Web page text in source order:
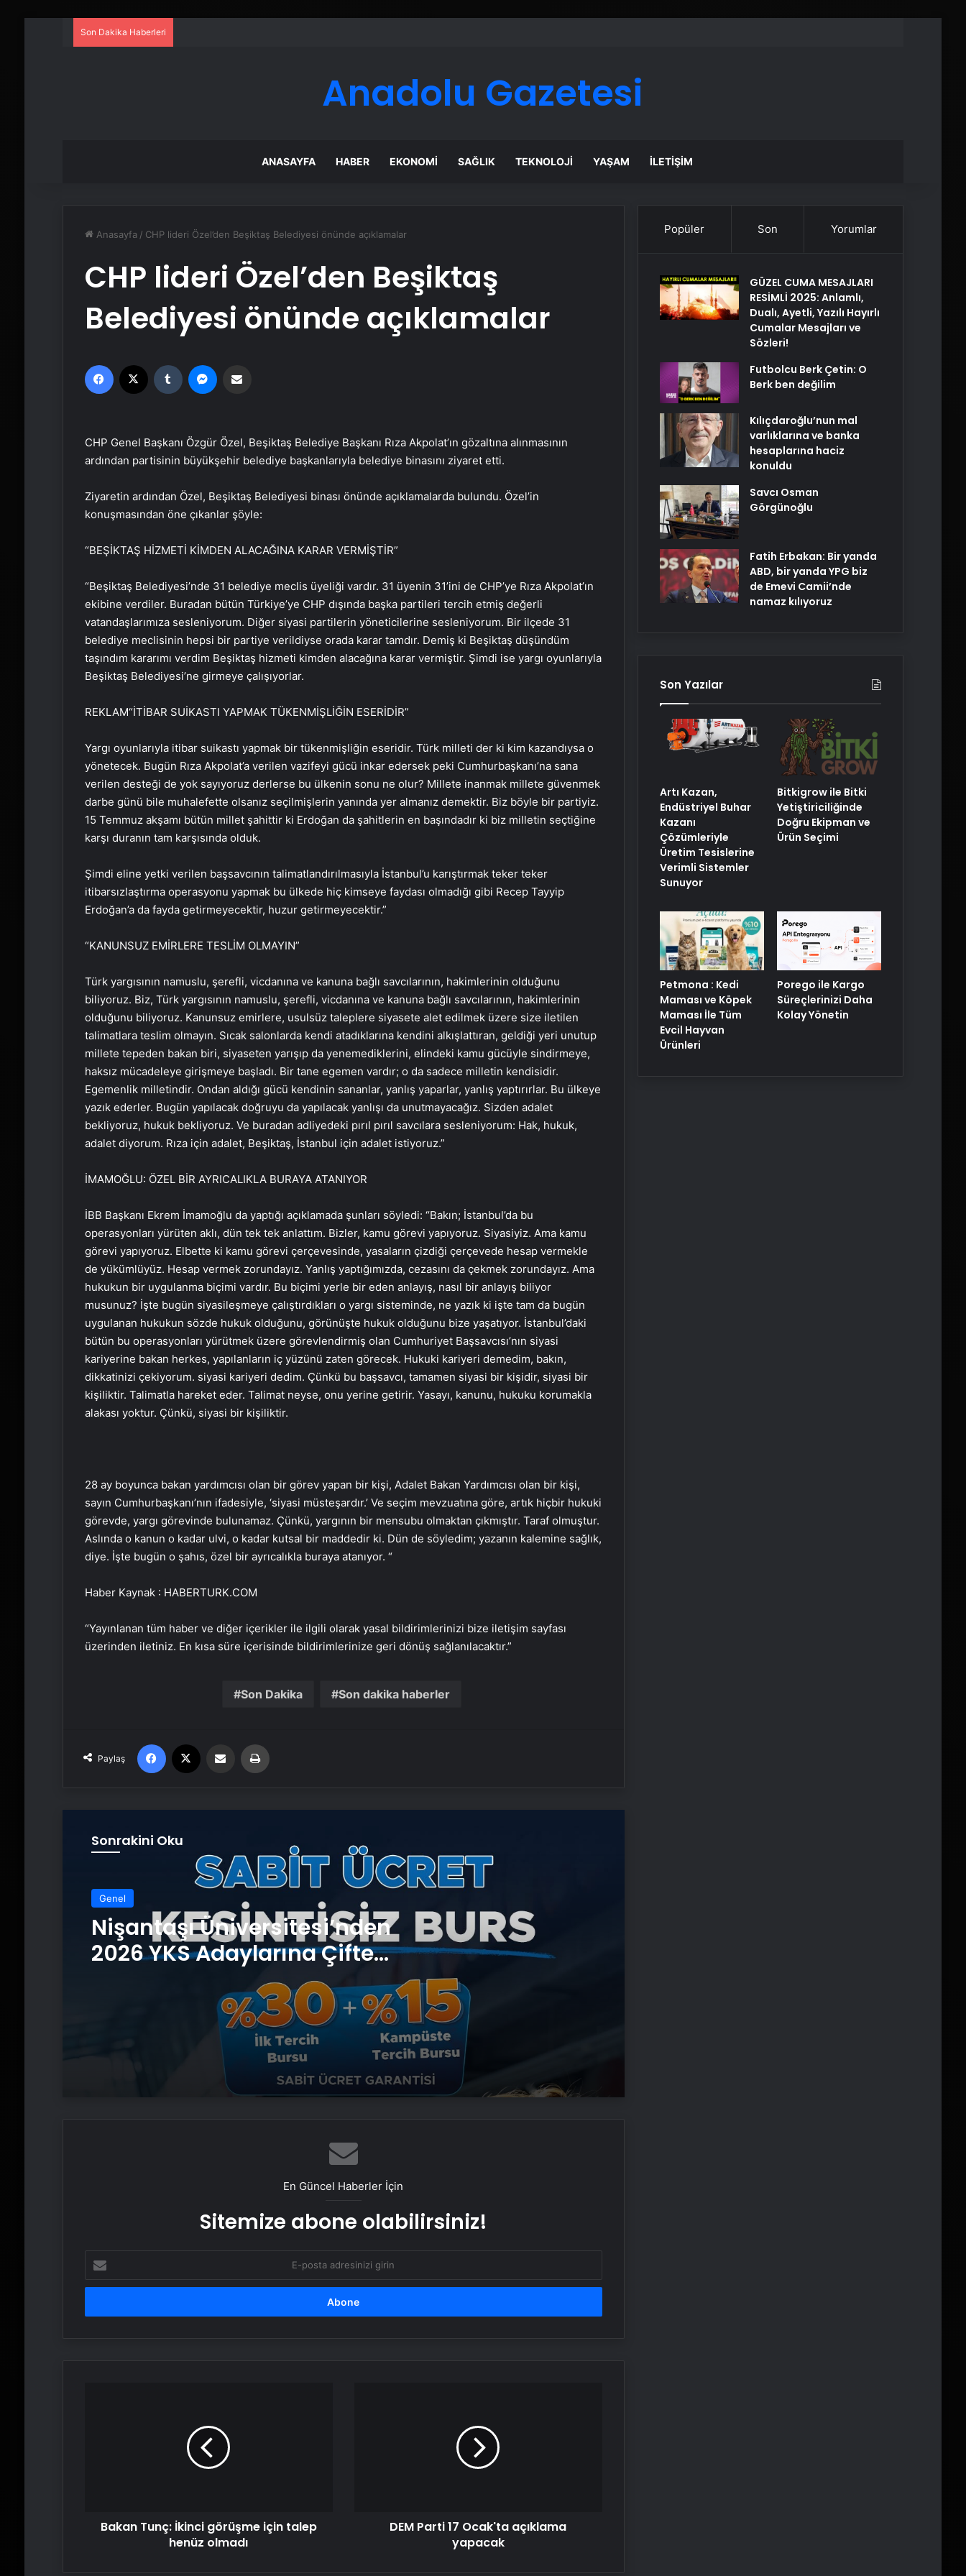
Son Dakika Haberleri
Anadolu Gazetesi
ANASAYFA HABER EKONOMI SAĞLIK TEKNOLOJI YAŞAM İLETIŞIM
Anasayfa / CHP lideri Özel’den Beşiktaş Belediyesi önünde açıklamalar
CHP lideri Özel’den Beşiktaş
Belediyesi önünde açıklamalar
Facebook Tumblr
CHP Genel Başkanı Özgür Özel, Beşiktaş Belediye Başkanı Rıza Akpolat’ın gözaltına alınmasının
ardından partisinin büyükşehir belediye başkanlarıyla belediye binasını ziyaret etti.
Ziyaretin ardından Özel, Beşiktaş Belediyesi binası önünde açıklamalarda bulundu. Özel’in
konuşmasından öne çıkanlar şöyle:
“BEŞİKTAŞ HİZMETİ KİMDEN ALACAĞINA KARAR VERMİŞTİR”
“Beşiktaş Belediyesi’nde 31 belediye meclis üyeliği vardır. 31 üyenin 31’ini de CHP’ye Rıza Akpolat’ın
ekibine verdiler. Buradan bütün Türkiye’ye CHP dışında başka partileri tercih etmiş değerli
vatandaşlarımıza sesleniyorum. Diğer siyasi partilerin yöneticilerine sesleniyorum. Bir ilçede 31
belediye meclisinin hepsi bir partiye verildiyse orada karar tamdır. Demiş ki Beşiktaş düşündüm
taşındım kararımı verdim Beşiktaş hizmeti kimden alacağına karar vermiştir. Şimdi ise yargı oyunlarıyla
Beşiktaş Belediyesi’ne girmeye çalışıyorlar.
REKLAM“İTİBAR SUİKASTI YAPMAK TÜKENMİŞLİĞİN ESERİDİR”
Yargı oyunlarıyla itibar suikastı yapmak bir tükenmişliğin eseridir. Türk milleti der ki kim kazandıysa o
yönetecek. Bugün Rıza Akpolat’a verilen vazifeyi gücü inkar edersek peki Cumhurbaşkanı’na sana
verilen desteği de yok sayıyoruz derlerse bu ülkenin sonu ne olur? Millete inanmak millete güvenmek
darbe günü bile muhalefette olsanız seçilmişlerin yanında yer almanız demektir. Biz böyle bir partiyiz.
15 Temmuz akşamı bütün millet şahittir ki Erdoğan da şahitlerin en başındadır ki biz milletin seçtiğine
karşı duranın tam karşısında olduk.
Şimdi eline yetki verilen başsavcının talimatlandırılmasıyla İstanbul’u karıştırmak teker teker
itibarsızlaştırma operasyonu yapmak bu ülkede hiç kimseye faydası olmadığı gibi Recep Tayyip
Erdoğan’a da fayda getirmeyecektir, huzur getirmeyecektir.”
“KANUNSUZ EMİRLERE TESLİM OLMAYIN”
Türk yargısının namuslu, şerefli, vicdanına ve kanuna bağlı savcılarının, hakimlerinin olduğunu
biliyoruz. Biz, Türk yargısının namuslu, şerefli, vicdanına ve kanuna bağlı savcılarının, hakimlerinin
olduğunu biliyoruz. Kanunsuz emirlere, usulsüz taleplere siyasete alet edilmek üzere size iletilen
talimatlara teslim olmayın. Sıcak salonlarda kendi atadıklarına kendini alkışlattıran, geldiği yeri unutup
millete tepeden bakan biri, siyaseten yarışıp da yenemediklerini, elindeki kamu gücüyle sindirmeye,
haksız mücadeleye girişmeye başladı. Bir tane egemen vardır; o da sadece milletin kendisidir.
Egemenlik milletindir. Ondan aldığı gücü kendinin sananlar, yanlış yaparlar, yanlış yaptırırlar. Bu ülkeye
yazık ederler. Bugün yapılacak doğruyu da yapılacak yanlışı da unutmayacağız. Sizden adalet
bekliyoruz, hukuk bekliyoruz. Ve buradan adliyedeki pırıl pırıl savcılara sesleniyorum: Hak, hukuk,
adalet diyorum. Rıza için adalet, Beşiktaş, İstanbul için adalet istiyoruz.”
İMAMOĞLU: ÖZEL BİR AYRICALIKLA BURAYA ATANIYOR
İBB Başkanı Ekrem İmamoğlu da yaptığı açıklamada şunları söyledi: “Bakın; İstanbul’da bu
operasyonları yürüten aklı, dün tek tek anlattım. Bizler, kamu görevi yapıyoruz. Siyasiyiz. Ama kamu
görevi yapıyoruz. Elbette ki kamu görevi çerçevesinde, yasaların çizdiği çerçevede hesap vermekle
de yükümlüyüz. Hesap vermek zorundayız. Yanlış yaptığımızda, cezasını da çekmek zorundayız. Ama
hukukun bir uygulanma biçimi vardır. Bu biçimi yerle bir eden anlayış, nasıl bir anlayış biliyor
musunuz? İşte bugün siyasileşmeye çalıştırdıkları o yargı sisteminde, ne yazık ki işte tam da bugün
uygulanan hukukun sözde hukuk olduğunu, görünüşte hukuk olduğunu bize yaşatıyor. İstanbul’daki
bütün bu operasyonları yürütmek üzere görevlendirmiş olan Cumhuriyet Başsavcısı’nın siyasi
kariyerine bakan herkes, yapılanların iç yüzünü zaten görecek. Hukuki kariyeri demedim, bakın,
dikkatinizi çekiyorum. siyasi kariyeri dedim. Çünkü bu başsavcı, tamamen siyasi bir kişidir, siyasi bir
kişiliktir. Talimatla hareket eder. Talimat neyse, onu yerine getirir. Yasayı, kanunu, hukuku korumakla
alakası yoktur. Çünkü, siyasi bir kişiliktir.
28 ay boyunca bakan yardımcısı olan bir görev yapan bir kişi, Adalet Bakan Yardımcısı olan bir kişi,
sayın Cumhurbaşkanı’nın ifadesiyle, ‘siyasi müsteşardır.’ Ve seçim mevzuatına göre, artık hiçbir hukuki
görevde, yargı görevinde bulunamaz. Çünkü, yargının bir mensubu olmaktan çıkmıştır. Taraf olmuştur.
Aslında o kanun o kadar ulvi, o kadar kutsal bir maddedir ki. Dün de söyledim; yazanın kalemine sağlık,
diye. İşte bugün o şahıs, özel bir ayrıcalıkla buraya atanıyor. “
Haber Kaynak : HABERTURK.COM
“Yayınlanan tüm haber ve diğer içerikler ile ilgili olarak yasal bildirimlerinizi bize iletişim sayfası
üzerinden iletiniz. En kısa süre içerisinde bildirimlerinize geri dönüş sağlanılacaktır.”
Son Dakika Son dakika haberler
Paylaş
Facebook Email'den paylaş
Sonrakini Oku
Genel
Nişantaşı Üniversitesi’nden
2026 YKS Adaylarına Çifte
Güvence: Sabit Ücret ve
Kesintisiz Burs
Ücret ve Kesintisiz Burs
Maması İle Tüm Evcil Hayvan
Ürünleri
Porego ile Kargo Süreçlerinizi Daha
Kolay Yönetin
Sevinçler Sağlık: Trusted Hygiene
Product Manufacturer in Turkey
Esat Bey Shop ile Sosyal Medya
Hizmetlerinde Güçlü Panel
Deneyimi
İstanbul’da Eşya Depolama Rehberi
Ümraniye Çekmeköy Kadıköy
En Güncel Haberler İçin
Sitemize abone olabilirsiniz!
posta
adresinizi
Bakan Tunç: İkinci görüşme için talep
henüz olmadı
DEM Parti 17 Ocak'ta açıklama
yapacak
Popüler Son Yorumlar
GÜZEL CUMA MESAJLARI
RESİMLİ 2025: Anlamlı,
Dualı, Ayetli, Yazılı Hayırlı
Cumalar Mesajları ve
Sözleri!
Futbolcu Berk Çetin: O
Berk ben değilim
Kılıçdaroğlu’nun mal
varlıklarına ve banka
hesaplarına haciz
konuldu
Savcı Osman
Görgünoğlu
Fatih Erbakan: Bir yanda
ABD, bir yanda YPG biz
de Emevi Camii’nde
namaz kılıyoruz
Son Yazılar
Artı Kazan,
Endüstriyel Buhar
Kazanı
Çözümleriyle
Üretim Tesislerine
Verimli Sistemler
Sunuyor
Bitkigrow ile Bitki
Yetiştiriciliğinde
Doğru Ekipman ve
Ürün Seçimi
Petmona : Kedi
Maması ve Köpek
Maması İle Tüm
Evcil Hayvan
Ürünleri
Porego ile Kargo
Süreçlerinizi Daha
Kolay Yönetin